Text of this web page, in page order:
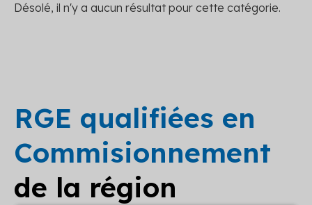
Désolé, il n'y a aucun résultat pour cette catégorie.
RGE qualifiées en
Commisionnement
de la région